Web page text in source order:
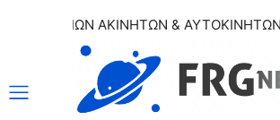
ΑΚΙΝΗΤΩΝ & ΑΥΤΟΚΙΝΗΤΩΝ |